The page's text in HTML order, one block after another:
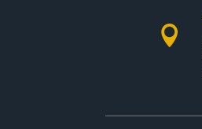
